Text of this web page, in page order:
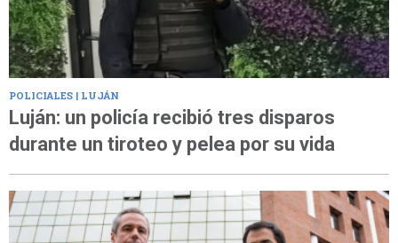
POLICIALES | LUJÁN
Luján: un policía recibió tres disparos
durante un tiroteo y pelea por su vida